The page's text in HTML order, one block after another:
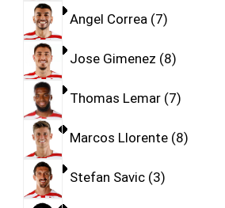
Angel Correa 7
Jose Gimenez 8
Thomas Lemar 7
Marcos Llorente 8
Stefan Savic 3